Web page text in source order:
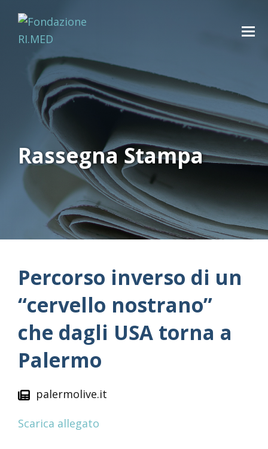
Rassegna Stampa
Percorso inverso di un
“cervello nostrano”
che dagli USA torna a
Palermo
palermolive.it
Scarica allegato